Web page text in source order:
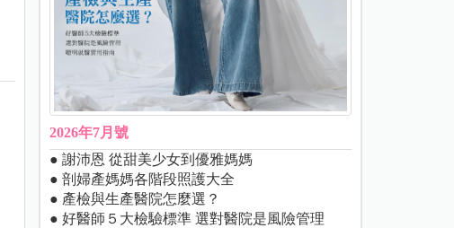
2026年7月號
● 謝沛恩 從甜美少女到優雅媽媽
● 剖婦產媽媽各階段照護大全
● 產檢與生產醫院怎麼選？
● 好醫師５大檢驗標準 選對醫院是風險管理